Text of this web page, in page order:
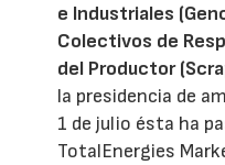
e Industriales
Colectivos de
del Productor
la presidencia de
1 de julio ésta ha
TotalEnergies